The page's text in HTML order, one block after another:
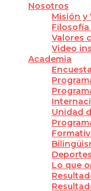
Nosotros
Misión y
Valores
Video
Academia
Unidad
Deportes
Lo que